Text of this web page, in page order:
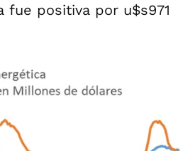
fue positiva por u$s971